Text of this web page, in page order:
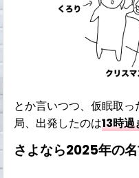
とか言いつつ、仮眠取
局、出発したのは13時過
さよなら2025年の